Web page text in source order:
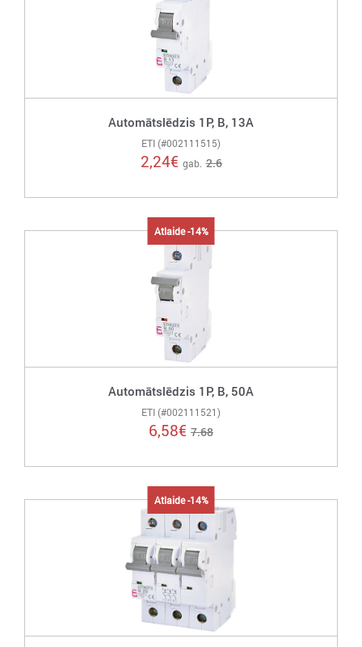
Automātslēdzis 1P, B, 13A
ETI (#002111515)
2,24€ gab. 2.6
Atlaide -14%
Automātslēdzis 1P, B, 50A
ETI (#002111521)
6,58€ 7.68
Atlaide -14%